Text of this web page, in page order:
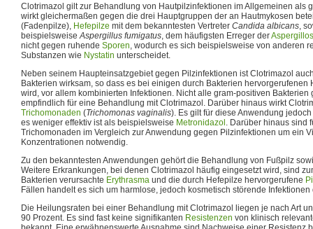
Clotrimazol gilt zur Behandlung von Hautpilzinfektionen im Allgemeinen als
wirkt gleichermaßen gegen die drei Hauptgruppen der an Hautmykosen
(Fadenpilze), Hefepilze mit dem bekanntesten Vertreter Candida albicans ,
beispielsweise Aspergillus fumigatus , dem häufigsten Erreger der
nicht gegen ruhende Sporen , wodurch es sich beispielsweise von anderen
Substanzen wie Nystatin unterscheidet.
Neben seinem Haupteinsatzgebiet gegen Pilzinfektionen ist Clotrimazol
Bakterien wirksam, so dass es bei einigen durch Bakterien hervorgerufenen
wird, vor allem kombinierten Infektionen. Nicht alle gram-positiven
empfindlich für eine Behandlung mit Clotrimazol. Darüber hinaus wirkt
Trichomonaden (Trichomonas vaginalis). Es gilt für diese Anwendung
es weniger effektiv ist als beispielsweise Metronidazol . Darüber hinaus
Trichomonaden im Vergleich zur Anwendung gegen Pilzinfektionen um ein
Konzentrationen notwendig.
Zu den bekanntesten Anwendungen gehört die Behandlung von Fußpilz
Weitere Erkrankungen, bei denen Clotrimazol häufig eingesetzt wird, sind
Bakterien verursachte Erythrasma und die durch Hefepilze hervorgerufene
Fällen handelt es sich um harmlose, jedoch kosmetisch störende
Die Heilungsraten bei einer Behandlung mit Clotrimazol liegen je nach Art
90 Prozent. Es sind fast keine signifikanten Resistenzen von klinisch